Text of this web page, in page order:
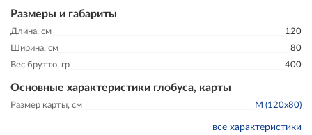
Размеры и габариты
Длина, см
120
Ширина, см
80
Вес брутто, гр
400
Основные характеристики глобуса, карты
Размер карты, см M (120x80)
все характеристики